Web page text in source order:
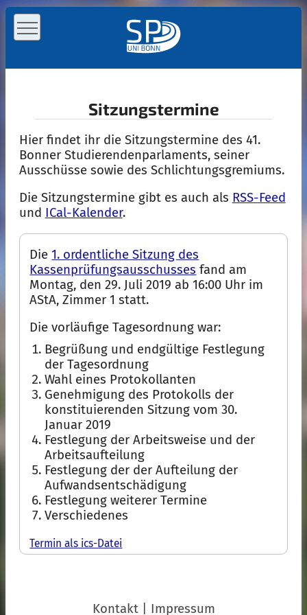
Sitzungstermine
Hier findet ihr die Sitzungstermine des 41.
Bonner Studierenden­parlaments, seiner
Ausschüsse sowie des Schlichtungsgremiums.
Die Sitzungstermine gibt es auch als RSS-Feed
und ICal-Kalender.
Die1. ordentliche Sitzung des
Kassenprüfungsausschusses fand am
Montag, den 29. Juli 2019 ab 16:00 Uhr im
AStA, Zimmer 1 statt.
Die vorläufige Tagesordnung war:
Begrüßung und endgültige Festlegung
der Tagesordnung
Wahl eines Protokollanten
Genehmigung des Protokolls der
konstituierenden Sitzung vom 30.
Januar 2019
Festlegung der Arbeitsweise und der
Arbeitsaufteilung
Festlegung der der Aufteilung der
Aufwandsentschädigung
Festlegung weiterer Termine
Verschiedenes
Termin als ics-Datei
Kontakt| Impressum